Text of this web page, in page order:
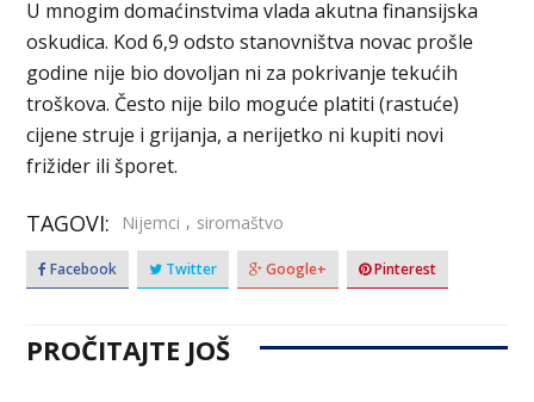
U mnogim domaćinstvima vlada akutna finansijska
oskudica. Kod 6,9 odsto stanovništva novac prošle
godine nije bio dovoljan ni za pokrivanje tekućih
troškova. Često nije bilo moguće platiti (rastuće)
cijene struje i grijanja, a nerijetko ni kupiti novi
frižider ili šporet.
TAGOVI: Nijemci , siromaštvo
Facebook Twitter Google+ Pinterest
PROČITAJTE JOŠ